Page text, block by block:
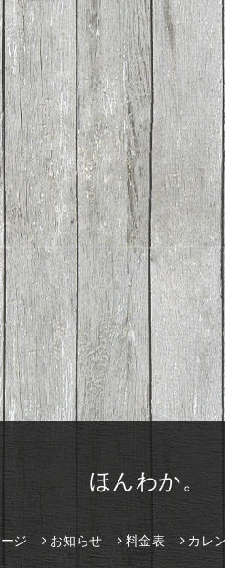
ほんわか。
ジ お知らせ 料金表 カレ